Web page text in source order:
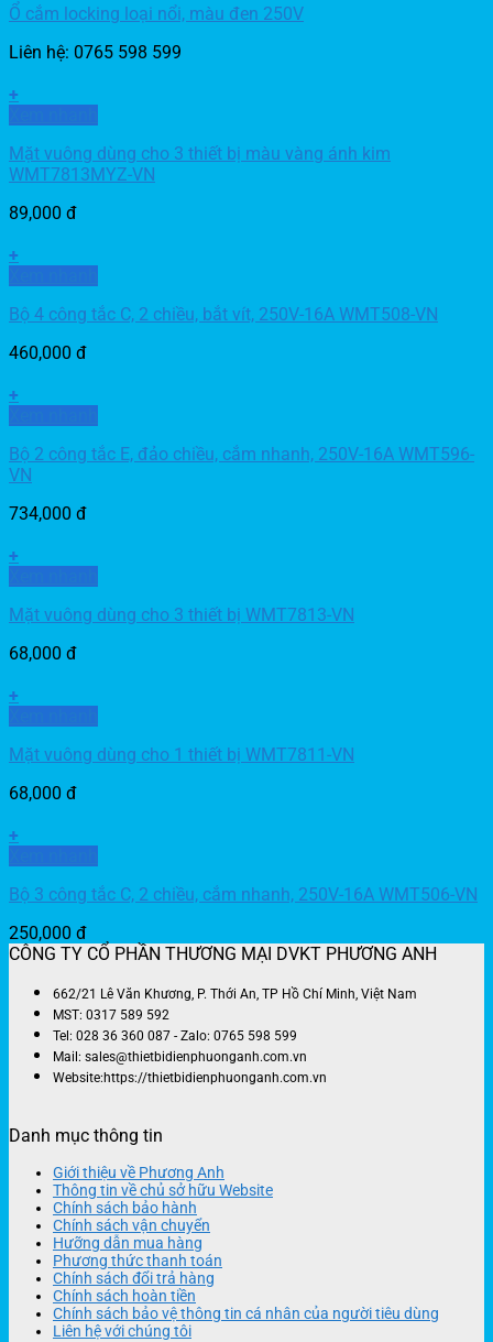
Ổ cắm locking loại nổi, màu đen 250V
Liên hệ: 0765 598 599
+
Mặt vuông dùng cho 3 thiết bị màu vàng ánh kim
WMT7813MYZ-VN
89,000 đ
+
Bộ 4 công tắc C, 2 chiều, bắt vít, 250V-16A WMT508-VN
460,000 đ
+
Bộ 2 công tắc E, đảo chiều, cắm nhanh, 250V-16A WMT596-
VN
734,000 đ
+
Mặt vuông dùng cho 3 thiết bị WMT7813-VN
68,000 đ
+
Mặt vuông dùng cho 1 thiết bị WMT7811-VN
68,000 đ
+
Bộ 3 công tắc C, 2 chiều, cắm nhanh, 250V-16A WMT506-VN
250,000 đ
CÔNG TY CỔ PHẦN THƯƠNG MẠI DVKT PHƯƠNG ANH
662/21 Lê Văn Khương, P. Thới An, TP Hồ Chí Minh, Việt Nam
MST: 0317 589 592
Tel: 028 36 360 087 - Zalo: 0765 598 599
Mail: sales@thietbidienphuonganh.com.vn
Website:https://thietbidienphuonganh.com.vn
Danh mục thông tin
Giới thiệu về Phương Anh
Thông tin về chủ sở hữu Website
Chính sách bảo hành
Chính sách vận chuyển
Hưỡng dẫn mua hàng
Phương thức thanh toán
Chính sách đổi trả hàng
Chính sách hoàn tiền
Chính sách bảo vệ thông tin cá nhân của người tiêu dùng
Liên hệ với chúng tôi